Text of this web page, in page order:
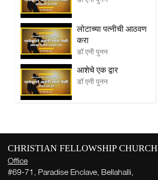
लोटाच्या पत्नीची आठवण
करा
डॉ एनी पुनन
आशेचे एक द्वार
डॉ एनी पुनन
CHRISTIAN FELLOWSHIP CHURCH
Office
#69-71, Paradise Enclave, Bellahalli,